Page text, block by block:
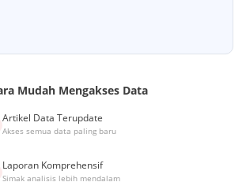
Mudah Mengakses Data
Artikel Data Terupdate
Akses semua data paling baru
Laporan Komprehensif
Simak analisis lebih mendalam